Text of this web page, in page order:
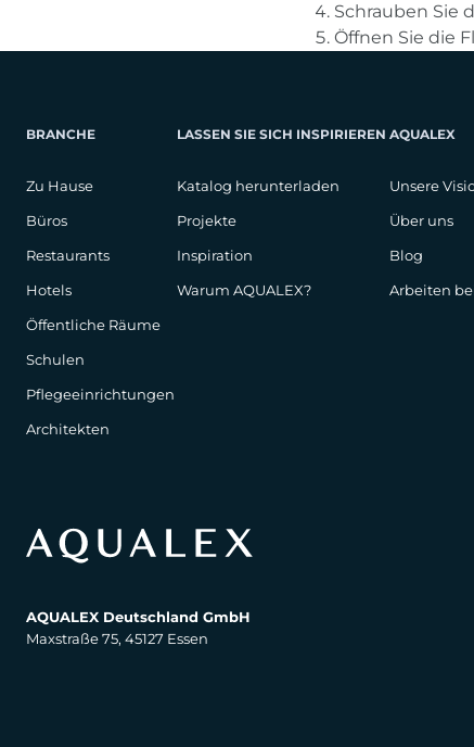
Schrauben Sie
Öffnen Sie die
BRANCHE
Zu Hause
Büros
Restaurants
Hotels
Öffentliche Räume
Schulen
Pflegeeinrichtungen
Architekten
LASSEN SIE SICH INSPIRIEREN
Katalog herunterladen
Projekte
Inspiration
Warum AQUALEX?
AQUALEX
Unsere
Über uns
Blog
Arbeiten
AQUALEX Deutschland GmbH
Maxstraße 75, 45127 Essen